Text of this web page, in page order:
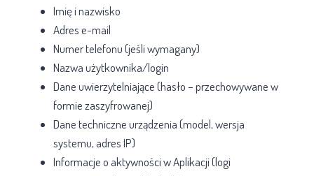
Imię i nazwisko
Adres e-mail
Numer telefonu (jeśli wymagany)
Nazwa użytkownika/login
Dane uwierzytelniające (hasło – przechowywane w
formie zaszyfrowanej)
Dane techniczne urządzenia (model, wersja
systemu, adres IP)
Informacje o aktywności w Aplikacji (logi